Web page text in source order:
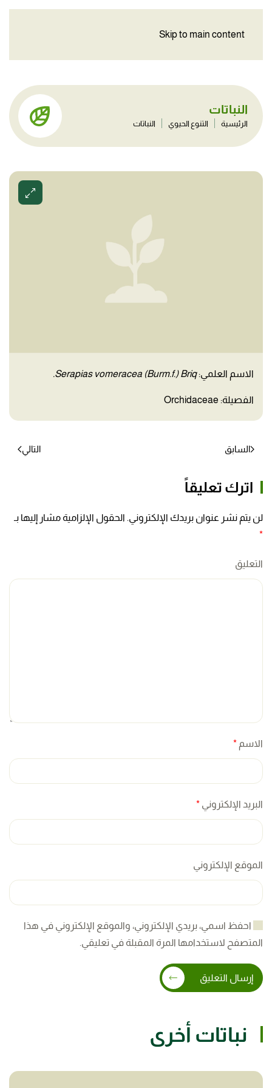
Skip to main content
النباتات
الرئيسية التنوع الحيوي النباتات
الاسم العلمي:Serapias vomeracea (Burm.f.) Briq.
الفصيلة: Orchidaceae
السابق التالي
اترك تعليقاً
لن يتم نشر عنوان بريدك الإلكتروني. الحقول الإلزامية مشار إليها بـ
*
التعليق
الاسم *
البريد الإلكتروني *
الموقع الإلكتروني
احفظ اسمي، بريدي الإلكتروني، والموقع الإلكتروني في هذا
المتصفح لاستخدامها المرة المقبلة في تعليقي.
إرسال التعليق
نباتات أخرى